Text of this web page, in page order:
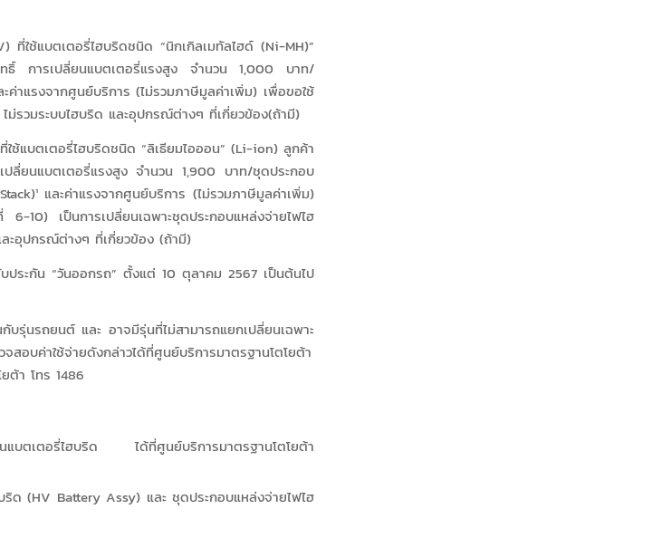
แบตเตอรี่ไฮบริดชนิด “นิกเกิลเมทัลไฮด์ (Ni-MH)”
ทธิ์ การเปลี่ยนแบตเตอรี่แรงสูง จำนวน 1,000 บาท/
าแรงจากศูนย์บริการ (ไม่รวมภาษีมูลค่าเพิ่ม) เพื่อขอใช้
รวมระบบไฮบริด และอุปกรณ์ต่างๆ ที่เกี่ยวข้อง(ถ้ามี)
บตเตอรี่ไฮบริดชนิด “ลิเธียมไอออน” (Li-ion) ลูกค้า
ปลี่ยนแบตเตอรี่แรงสูง จำนวน 1,900 บาท/ชุดประกอบ
และค่าแรงจากศูนย์บริการ (ไม่รวมภาษีมูลค่าเพิ่ม)
10) เป็นการเปลี่ยนเฉพาะชุดประกอบแหล่งจ่ายไฟไฮ
ละอุปกรณ์ต่างๆ ที่เกี่ยวข้อง (ถ้ามี)
ประกัน “วันออกรถ” ตั้งแต่ 10 ตุลาคม 2567 เป็นต้นไป
บรุ่นรถยนต์ และ อาจมีรุ่นที่ไม่สามารถแยกเปลี่ยนเฉพาะ
สอบค่าใช้จ่ายดังกล่าวได้ที่ศูนย์บริการมาตรฐานโตโยต้า
ต้า โทร 1486
านแบตเตอรี่ไฮบริด ได้ที่ศูนย์บริการมาตรฐานโตโยต้า
ริด (HV Battery Assy) และ ชุดประกอบแหล่งจ่ายไฟไฮ